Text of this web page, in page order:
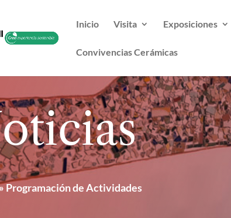
Inicio Visita Exposiciones
Convivencias Cerámicas
Programación de Actividades